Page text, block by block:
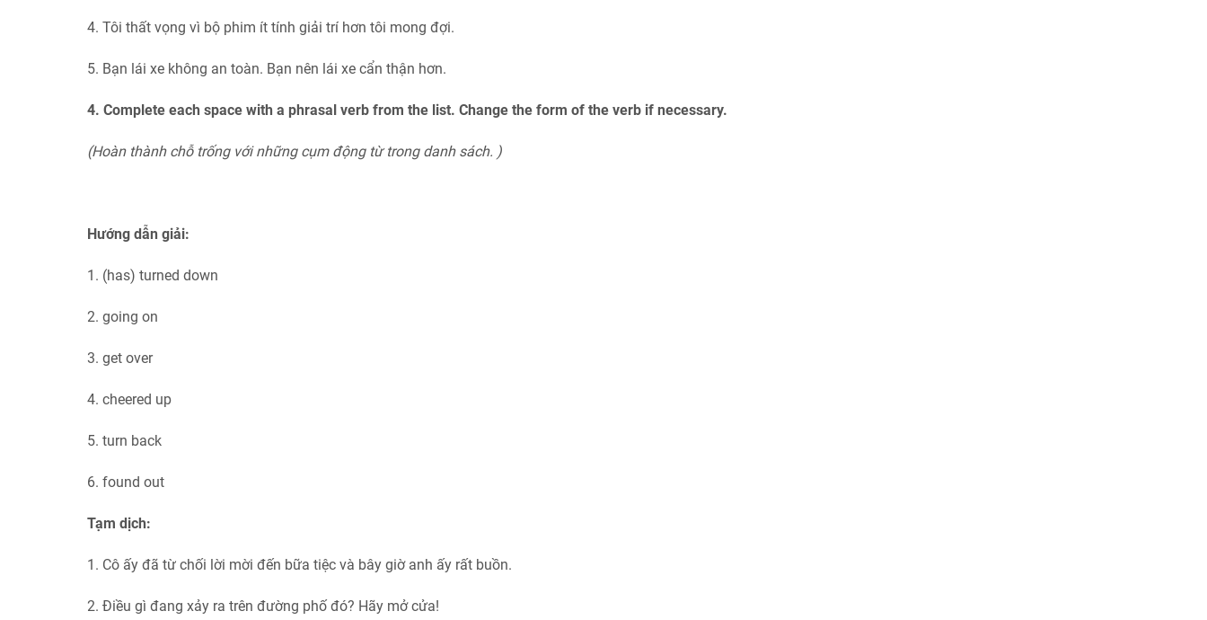
4. Tôi thất vọng vì bộ phim ít tính giải trí hơn tôi mong đợi.
5. Bạn lái xe không an toàn. Bạn nên lái xe cẩn thận hơn.
4. Complete each space with a phrasal verb from the list. Change the form of the verb if necessary.
(Hoàn thành chỗ trống với những cụm động từ trong danh sách. )
Hướng dẫn giải:
1. (has) turned down
2. going on
3. get over
4. cheered up
5. turn back
6. found out
Tạm dịch:
1. Cô ấy đã từ chối lời mời đến bữa tiệc và bây giờ anh ấy rất buồn.
2. Điều gì đang xảy ra trên đường phố đó? Hãy mở cửa!